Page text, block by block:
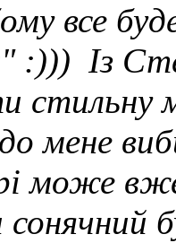
все
Із
стильну
мене
може